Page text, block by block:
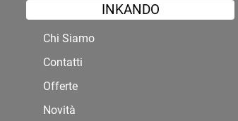
INKANDO
Chi Siamo
Contatti
Offerte
Novità